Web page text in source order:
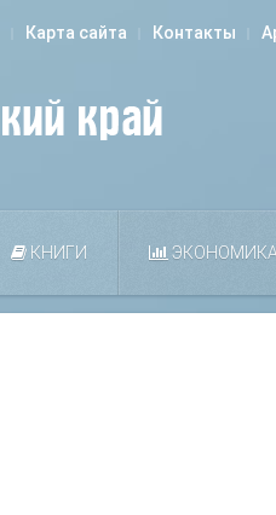
Карта сайта Контакты
КНИГИ ЭКОНОМИКА